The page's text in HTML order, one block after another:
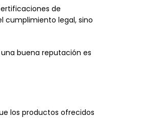
de
cumplimiento legal, sino
buena reputación es
los productos ofrecidos